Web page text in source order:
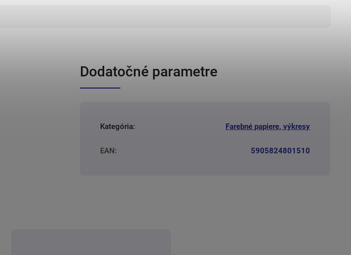
Dodatočné parametre
Kategória: Farebné papiere, výkresy
EAN: 5905824801510